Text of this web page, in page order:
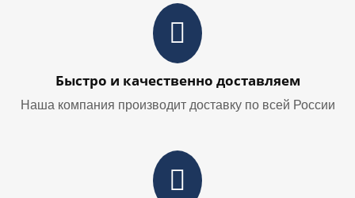
Быстро и качественно доставляем
Наша компания производит доставку по всей России